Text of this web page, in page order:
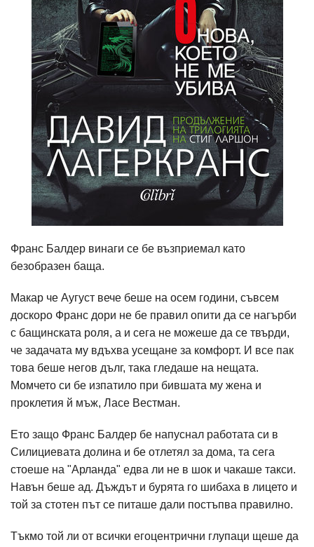
Франс Балдер винаги се бе възприемал като
безобразен баща.
Макар че Аугуст вече беше на осем години, съвсем
доскоро Франс дори не бе правил опити да се нагърби
с бащинската роля, а и сега не можеше да се твърди,
че задачата му вдъхва усещане за комфорт. И все пак
това беше негов дълг, така гледаше на нещата.
Момчето си бе изпатило при бившата му жена и
проклетия й мъж, Ласе Вестман.
Ето защо Франс Балдер бе напуснал работата си в
Силициевата долина и бе отлетял за дома, та сега
стоеше на "Арланда" едва ли не в шок и чакаше такси.
Навън беше ад. Дъждът и бурята го шибаха в лицето и
той за стотен път се питаше дали постъпва правилно.
Тъкмо той ли от всички егоцентрични глупаци щеше да